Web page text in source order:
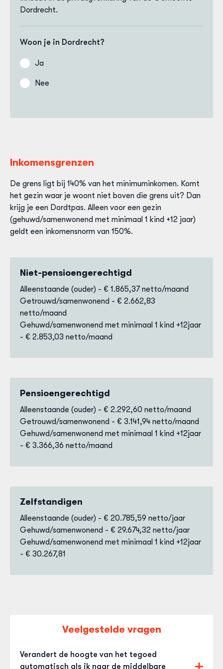
Dordrecht.
Woon je in Dordrecht?
Ja
Nee
Inkomensgrenzen
De grens ligt bij 140% van het minimuminkomen. Komt
het gezin waar je woont niet boven die grens uit? Dan
krijg je een Dordtpas. Alleen voor een gezin
(gehuwd/samenwonend met minimaal 1 kind +12 jaar)
geldt een inkomensnorm van 150%.
Niet-pensioengerechtigd
Alleenstaande (ouder) - € 1.865,37 netto/maand
Getrouwd/samenwonend - € 2.662,83
netto/maand
Gehuwd/samenwonend met minimaal 1 kind +12jaar
- € 2.853,03 netto/maand
Pensioengerechtigd
Alleenstaande (ouder) - € 2.292,60 netto/maand
Getrouwd/samenwonend - € 3.141,94 netto/maand
Gehuwd/samenwonend met minimaal 1 kind +12jaar
- € 3.366,36 netto/maand
Zelfstandigen
Alleenstaande (ouder) - € 20.785,59 netto/jaar
Gehuwd/samenwonend - € 29.674,32 netto/jaar
Gehuwd/samenwonend met minimaal 1 kind +12jaar
- € 30.267,81
Veelgestelde vragen
Verandert de hoogte van het tegoed
automatisch als ik naar de middelbare